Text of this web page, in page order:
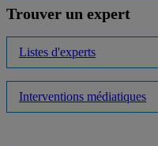
Trouver un expert
Listes d'experts
Interventions médiatiques